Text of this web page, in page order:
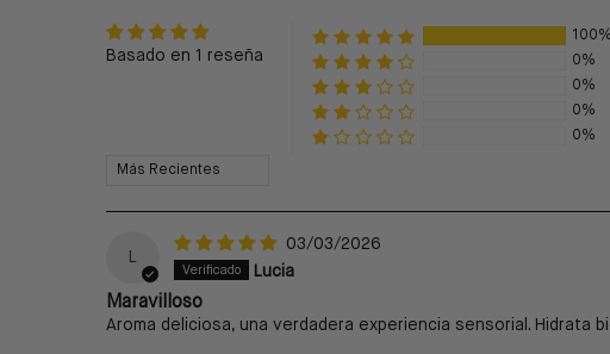
Basado en 1 reseña
100%
0%
0%
0%
0%
Sort by
03/03/2026
Lucia
Maravilloso
Aroma deliciosa, una verdadera experiencia sensorial. Hidrata